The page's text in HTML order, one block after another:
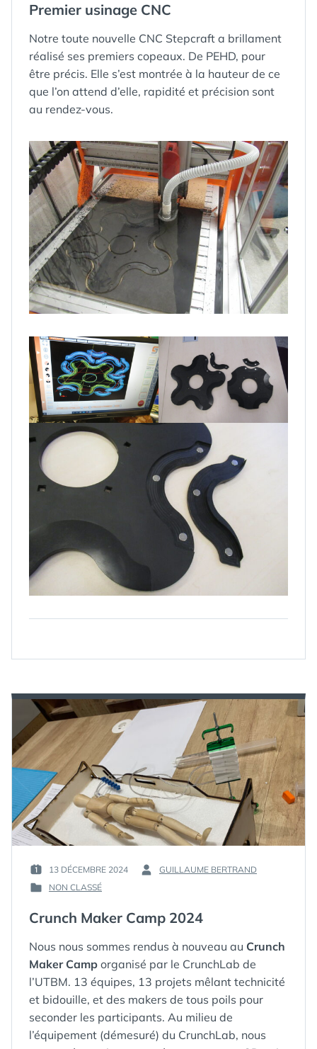
Premier usinage CNC
Notre toute nouvelle CNC Stepcraft a brillament
réalisé ses premiers copeaux. De PEHD, pour
être précis. Elle s’est montrée à la hauteur de ce
que l’on attend d’elle, rapidité et précision sont
au rendez-vous.
PUBLIÉ
LE :
13 DÉCEMBRE 2024
PAR :
GUILLAUME BERTRAND
PUBLIÉ
NON CLASSÉ
Crunch Maker Camp 2024
Nous nous sommes rendus à nouveau au Crunch
Maker Camp organisé par le CrunchLab de
l’UTBM. 13 équipes, 13 projets mêlant technicité
et bidouille, et des makers de tous poils pour
seconder les participants. Au milieu de
l’équipement (démesuré) du CrunchLab, nous